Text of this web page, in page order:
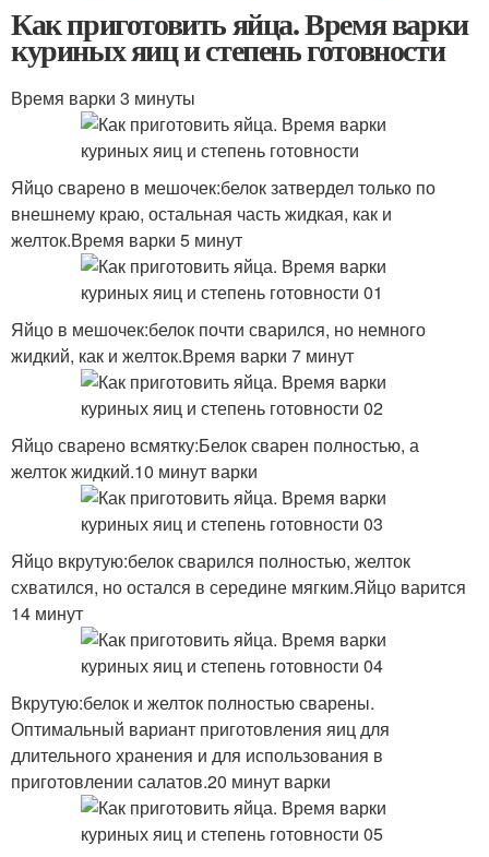
Как приготовить яйца. Время варки
куриных яиц и степень готовности
Время варки 3 минуты
Яйцо сварено в мешочек:белок затвердел только по
внешнему краю, остальная часть жидкая, как и
желток.Время варки 5 минут
Яйцо в мешочек:белок почти сварился, но немного
жидкий, как и желток.Время варки 7 минут
Яйцо сварено всмятку:Белок сварен полностью, а
желток жидкий.10 минут варки
Яйцо вкрутую:белок сварился полностью, желток
схватился, но остался в середине мягким.Яйцо варится
14 минут
Вкрутую:белок и желток полностью сварены.
Оптимальный вариант приготовления яиц для
длительного хранения и для использования в
приготовлении салатов.20 минут варки